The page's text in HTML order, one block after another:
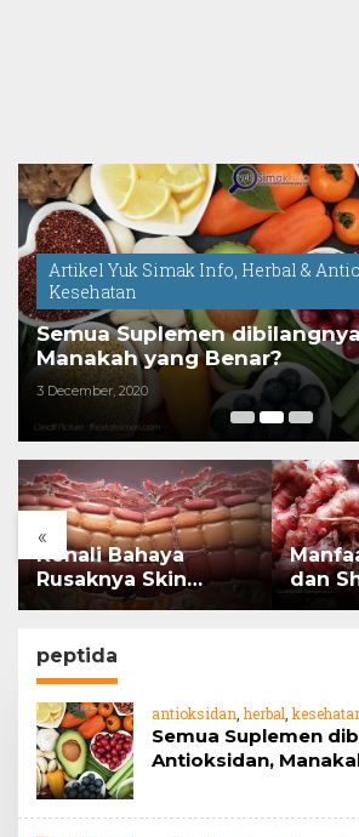
Artikel Yuk Simak Info, Herbal &
Kesehatan
Semua Suplemen
Manakah yang Benar?
3 December, 2020
«
Kenali Bahaya
Rusaknya Skin
Barrier
dan
peptida
antioksidan ,herbal
Semua Suplemen
Antioksidan,